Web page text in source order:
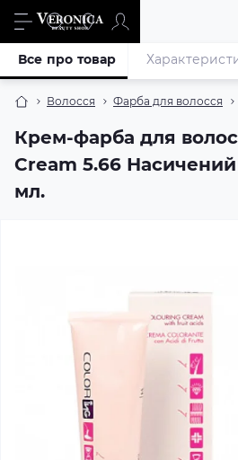
Волосся Фарба для волосся
Крем-фарба для
Cream 5.66
мл.
Все про товар